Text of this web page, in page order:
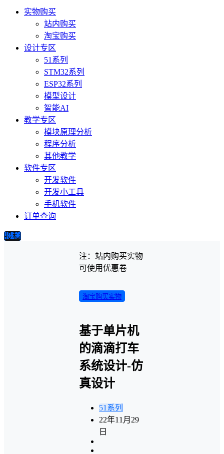
实物购买
站内购买
淘宝购买
设计专区
51系列
STM32系列
ESP32系列
模型设计
智能AI
教学专区
模块原理分析
程序分析
其他教学
软件专区
开发软件
开发小工具
手机软件
订单查询
投稿
注：站内购买实物
可使用优惠卷
淘宝购买实物
基于单片机
的滴滴打车
系统设计-仿
真设计
51系列
22年11月29
日